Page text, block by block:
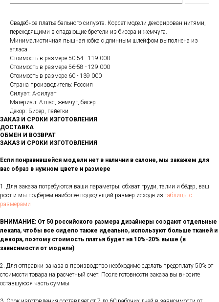
Свадебное платье бального силуэта. Корсет модели декорирован нитями,
переходящими в спадающие бретели из бисера и жемчуга.
Минималистичная пышная юбка с длинным шлейфом выполнена из
атласа
Стоимость в размере 50-54 - 119 000
Стоимость в размере 56-58 - 129 000
Стоимость в размере 60 - 139 000
Страна производитель: Россия
Силуэт: А-силуэт
Материал: Атлас, жемчуг, бисер
Декор: Бисер, пайетки
ЗАКАЗ И СРОКИ ИЗГОТОВЛЕНИЯ
ДОСТАВКА
ОБМЕН И ВОЗВРАТ
ЗАКАЗ И СРОКИ ИЗГОТОВЛЕНИЯ
Если понравившейся модели нет в наличии в салоне, мы закажем для
вас образ в нужном цвете и размере
1. Для заказа потребуются ваши параметры: обхват груди, талии и бёдер, ваш
рост и мы подберем наиболее подходящий размер исходя из таблицы с
размерами
ВНИМАНИЕ: От 50 российского размера дизайнеры создают отдельные
лекала, чтобы все сидело также идеально, используют больше тканей и
декора, поэтому стоимость платья будет на 10%-20% выше (в
зависимости от модели)
2. Для отправки заказа в производство необходимо сделать предоплату 50% от
стоимости товара на расчетный счет. После готовности заказа вы вносите
оставшуюся часть суммы